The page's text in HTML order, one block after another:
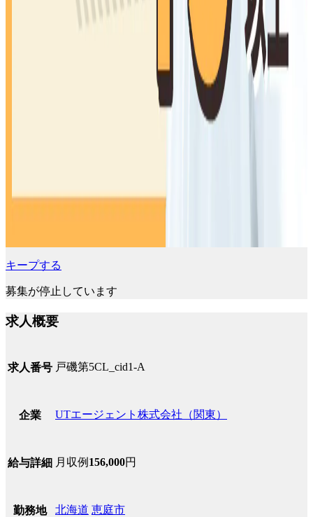
キープする
募集が停止しています
求人概要
求人番号 戸磯第5CL_cid1-A
企業 UTエージェント株式会社（関東）
給与詳細 月収例 156,000円
勤務地 北海道 恵庭市